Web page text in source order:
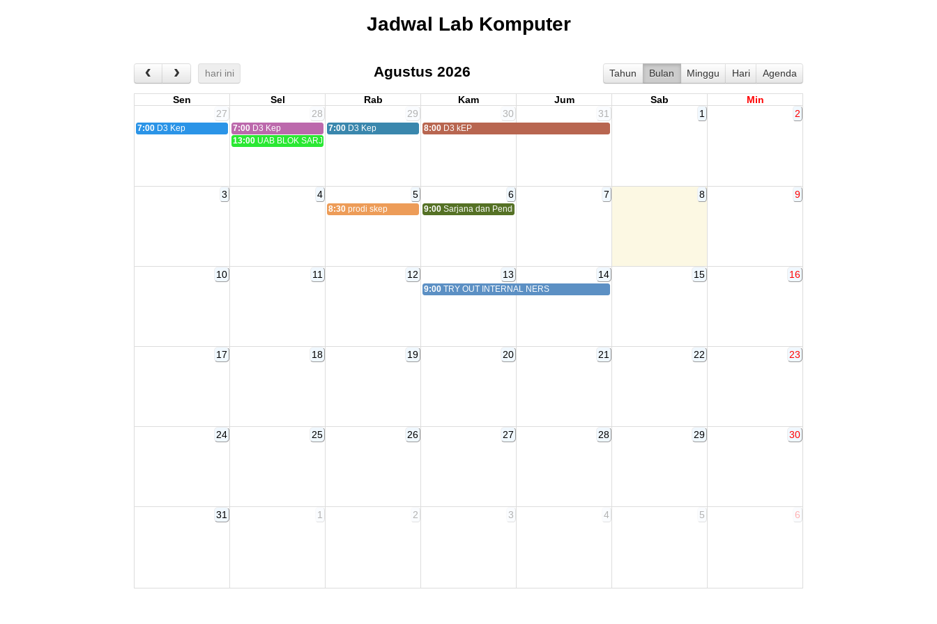
Jadwal Lab Komputer
hari ini Tahun Bulan Minggu Hari Agenda
Agustus 2026
Sen Sel Rab Kam Jum Sab
Min
27
28 29 30 31 1 2
7:00 D3 Kep 7:00 D3 Kep 7:00 D3 Kep 8:00 D3 kEP
13:00 UAB BLOK SARJANA KEPERAWATAN
3 4 5 6 7 8 9
8:30 prodi skep 9:00 Sarjana dan Pendidikan Profesi Bidan
10 11 12 13 14 15 16
9:00 TRY OUT INTERNAL NERS
17 18 19 20 21 22 23
24 25 26 27 28 29 30
31 1 2 3 4 5 6